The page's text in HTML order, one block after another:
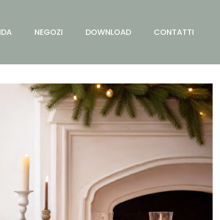
NEGOZI DOWNLOAD CONTATTI